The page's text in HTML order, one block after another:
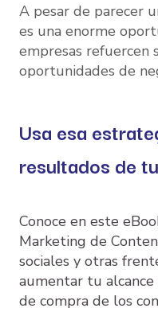
A pesar de parecer
es una enorme
empresas refuercen
oportunidades de
Usa esa
resultados de
Conoce en este
Marketing de
sociales y otras
aumentar tu
de compra de los